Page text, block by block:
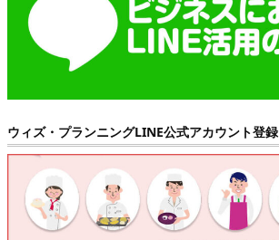
ウィズ・プランニングLINE公式アカウント登録